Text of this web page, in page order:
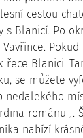
cestou
s Blanicí. Po
Blanici.
se můžete
románu J.
nabízí